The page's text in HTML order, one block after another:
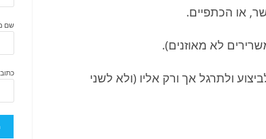
או הכתפיים.
לא מאוזנים).
ולתרגל אך ורק אליו (ולא לשני
שם